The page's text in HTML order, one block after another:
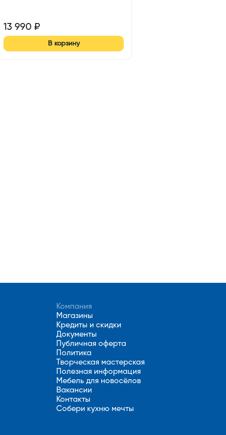
13 990 ₽
В корзину
Компания
Магазины
Кредиты и скидки
Документы
Публичная оферта
Политика
Творческая мастерская
Полезная информация
Мебель для новосёлов
Вакансии
Контакты
Собери кухню мечты